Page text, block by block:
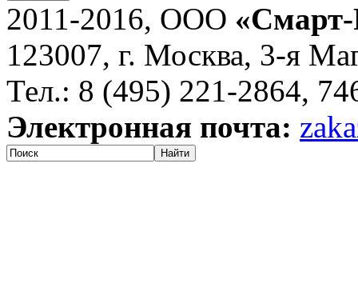
2011-2016, ООО
123007, г. Москва, 3-я
Тел.: 8 (495) 221-2864,
Электронная почта:
Найти